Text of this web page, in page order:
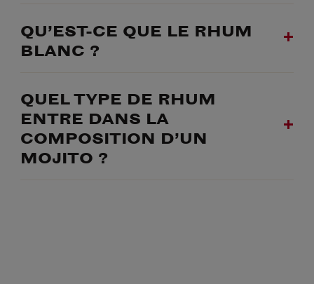
QU’EST-CE QUE LE RHUM
BLANC ?
QUEL TYPE DE RHUM
ENTRE DANS LA
COMPOSITION D’UN
MOJITO ?